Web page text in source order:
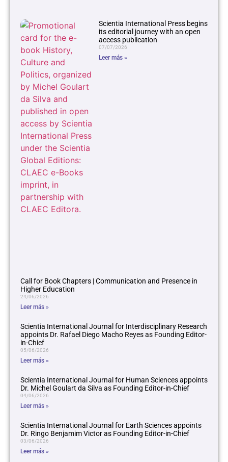
Scientia International Press begins
its editorial journey with an open
access publication
07/07/2026
Leer más »
Call for Book Chapters | Communication and Presence in
Higher Education
24/06/2026
Leer más »
Scientia International Journal for Interdisciplinary Research
appoints Dr. Rafael Diego Macho Reyes as Founding Editor-
in-Chief
05/06/2026
Leer más »
Scientia International Journal for Human Sciences appoints
Dr. Michel Goulart da Silva as Founding Editor-in-Chief
04/06/2026
Leer más »
Scientia International Journal for Earth Sciences appoints
Dr. Ringo Benjamim Victor as Founding Editor-in-Chief
03/06/2026
Leer más »